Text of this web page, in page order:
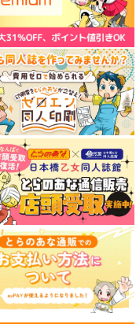
作品詳細
ZUON -
Because You Stayed-
shiro5o
330円（税込）
佐野万次郎×花垣武道